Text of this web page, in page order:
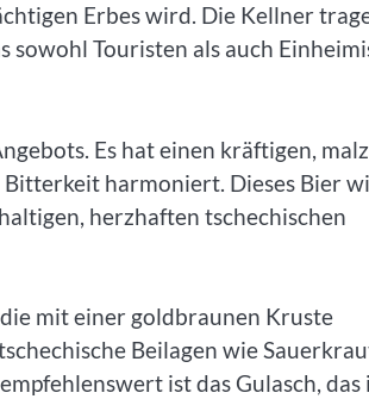
Erbes wird. Die Kellner
Touristen als auch
Es hat einen kräftigen,
harmoniert. Dieses Bier
herzhaften tschechischen
mit einer goldbraunen Kruste
Beilagen wie
ist das Gulasch, das